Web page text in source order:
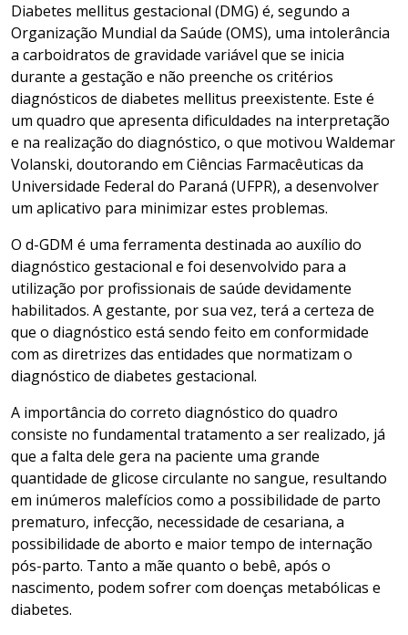
Diabetes mellitus gestacional (DMG) é, segundo a
Organização Mundial da Saúde (OMS), uma intolerância
a carboidratos de gravidade variável que se inicia
durante a gestação e não preenche os critérios
diagnósticos de diabetes mellitus preexistente. Este é
um quadro que apresenta dificuldades na interpretação
e na realização do diagnóstico, o que motivou Waldemar
Volanski, doutorando em Ciências Farmacêuticas da
Universidade Federal do Paraná (UFPR), a desenvolver
um aplicativo para minimizar estes problemas.
O d-GDM é uma ferramenta destinada ao auxílio do
diagnóstico gestacional e foi desenvolvido para a
utilização por profissionais de saúde devidamente
habilitados. A gestante, por sua vez, terá a certeza de
que o diagnóstico está sendo feito em conformidade
com as diretrizes das entidades que normatizam o
diagnóstico de diabetes gestacional.
A importância do correto diagnóstico do quadro
consiste no fundamental tratamento a ser realizado, já
que a falta dele gera na paciente uma grande
quantidade de glicose circulante no sangue, resultando
em inúmeros malefícios como a possibilidade de parto
prematuro, infecção, necessidade de cesariana, a
possibilidade de aborto e maior tempo de internação
pós-parto. Tanto a mãe quanto o bebê, após o
nascimento, podem sofrer com doenças metabólicas e
diabetes.